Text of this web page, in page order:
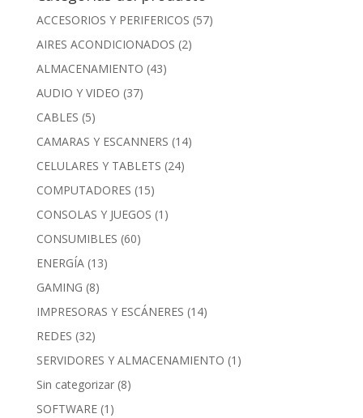
ACCESORIOS Y PERIFERICOS (57)
AIRES ACONDICIONADOS (2)
ALMACENAMIENTO (43)
AUDIO Y VIDEO (37)
CABLES (5)
CAMARAS Y ESCANNERS (14)
CELULARES Y TABLETS (24)
COMPUTADORES (15)
CONSOLAS Y JUEGOS (1)
CONSUMIBLES (60)
ENERGÍA (13)
GAMING (8)
IMPRESORAS Y ESCÁNERES (14)
REDES (32)
SERVIDORES Y ALMACENAMIENTO (1)
Sin categorizar (8)
SOFTWARE (1)